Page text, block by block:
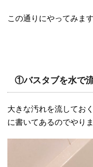
この通りにやってみます
①バスタブを水で
大きな汚れを流してお
に書いてあるのでやり